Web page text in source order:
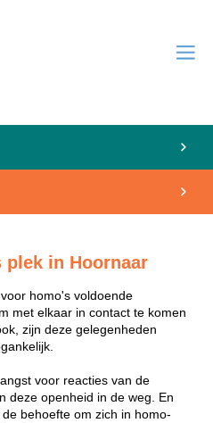
plek in Hoornaar
homo's voldoende
met elkaar in contact te komen
zijn deze gelegenheden
voor reacties van de
deze openheid in de weg. En
behoefte om zich in homo-